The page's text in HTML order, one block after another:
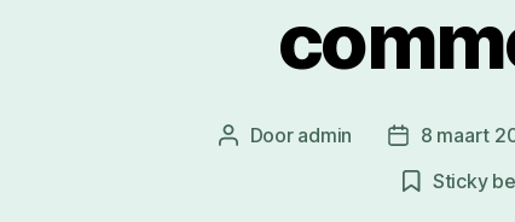
Berichtauteur
Door admin 8 maart
Sticky